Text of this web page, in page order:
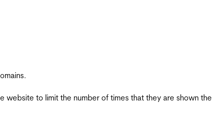
website to limit the number of times that they are shown the